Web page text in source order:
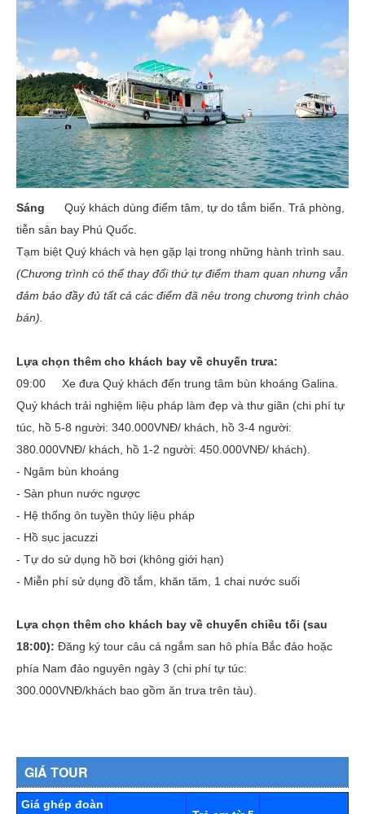
Sáng Quý khách dùng điểm tâm, tự do tắm biển. Trả phòng,
tiễn sân bay Phú Quốc.
Tạm biệt Quý khách và hẹn gặp lại trong những hành trình sau.
(Chương trình có thể thay đổi thứ tự điểm tham quan nhưng vẫn
đảm bảo đầy đủ tất cả các điểm đã nêu trong chương trình chào
bán).
Lựa chọn thêm cho khách bay về chuyến trưa:
09:00 Xe đưa Quý khách đến trung tâm bùn khoáng Galina.
Quý khách trải nghiệm liệu pháp làm đẹp và thư giãn (chi phí tự
túc, hồ 5-8 người: 340.000VNĐ/ khách, hồ 3-4 người:
380.000VNĐ/ khách, hồ 1-2 người: 450.000VNĐ/ khách).
- Ngâm bùn khoáng
- Sàn phun nước ngược
- Hệ thống ôn tuyền thủy liệu pháp
- Hồ sục jacuzzi
- Tự do sử dụng hồ bơi (không giới hạn)
- Miễn phí sử dụng đồ tắm, khăn tăm, 1 chai nước suối
Lựa chọn thêm cho khách bay về chuyến chiều tối (sau
18:00): Đăng ký tour câu cá ngắm san hô phía Bắc đảo hoặc
phía Nam đảo nguyên ngày 3 (chi phí tự túc:
300.000VNĐ/khách bao gồm ăn trưa trên tàu).
GIÁ TOUR
Giá ghép đoàn